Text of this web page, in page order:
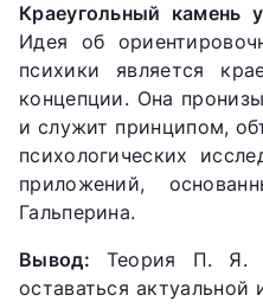
Краеугольный камень
Идея об
психики является
концепции. Она
и служит принципом,
психологических
приложений,
Гальперина.
Вывод: Теория П. Я.
оставаться